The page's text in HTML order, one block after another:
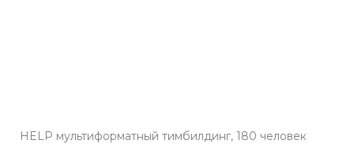
HELP мультиформатный тимбилдинг, 180 человек